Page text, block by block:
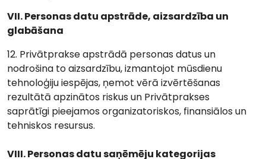
VII. Personas datu apstrāde, aizsardzība un
glabāšana
12. Privātprakse apstrādā personas datus un
nodrošina to aizsardzību, izmantojot mūsdienu
tehnoloģiju iespējas, ņemot vērā izvērtēšanas
rezultātā apzinātos riskus un Privātprakses
saprātīgi pieejamos organizatoriskos, finansiālos un
tehniskos resursus.
VIII. Personas datu saņēmēju kategorijas